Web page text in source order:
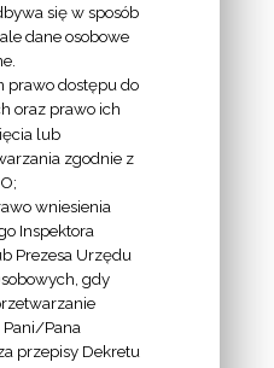
się w sposób
dane osobowe
prawo dostępu do
oraz prawo ich
lub
zgodnie z
wniesienia
Inspektora
Prezesa Urzędu
gdy
Pana
przepisy Dekretu